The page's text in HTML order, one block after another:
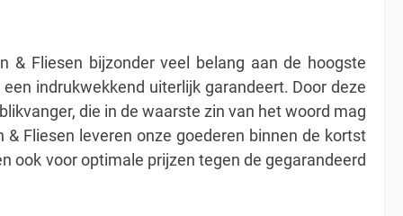
Fliesen bijzonder veel belang aan de hoogste
indrukwekkend uiterlijk garandeert. Door deze
die in de waarste zin van het woord mag
Fliesen leveren onze goederen binnen de kortst
ook voor optimale prijzen tegen de gegarandeerd